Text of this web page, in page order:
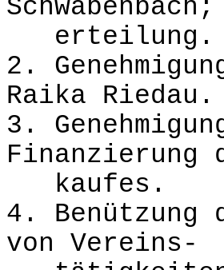
erteilung.
2.
Raika Riedau.
3.
Finanzierung
kaufes.
4. Benützung
von Vereins-